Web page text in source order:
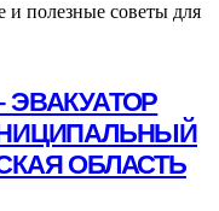
и полезные советы для
ЭВАКУАТОР
ОБЛАСТЬ